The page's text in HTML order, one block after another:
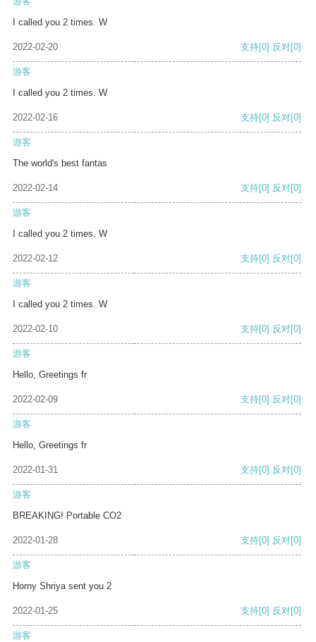
I called you 2 times. W
2022-02-20 支持[0] 反对[0]
游客
I called you 2 times. W
2022-02-16 支持[0] 反对[0]
游客
The world's best fantas
2022-02-14 支持[0] 反对[0]
游客
I called you 2 times. W
2022-02-12 支持[0] 反对[0]
游客
I called you 2 times. W
2022-02-10 支持[0] 反对[0]
游客
Hello, Greetings fr
2022-02-09 支持[0] 反对[0]
游客
Hello, Greetings fr
2022-01-31 支持[0] 反对[0]
游客
BREAKING! Portable CO2
2022-01-28 支持[0] 反对[0]
游客
Horny Shriya sent you 2
2022-01-25 支持[0] 反对[0]
游客